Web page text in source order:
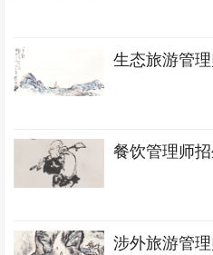
生态旅游管
餐饮管理师
涉外旅游管